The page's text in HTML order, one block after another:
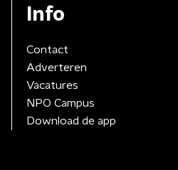
Info
Contact
Adverteren
Vacatures
NPO Campus
Download de app